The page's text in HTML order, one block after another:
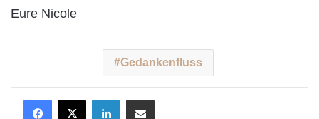
Eure Nicole
Gedankenfluss